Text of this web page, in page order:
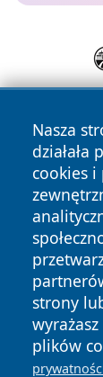
Nasza
cookies
strony
plików
Copyright ©
News